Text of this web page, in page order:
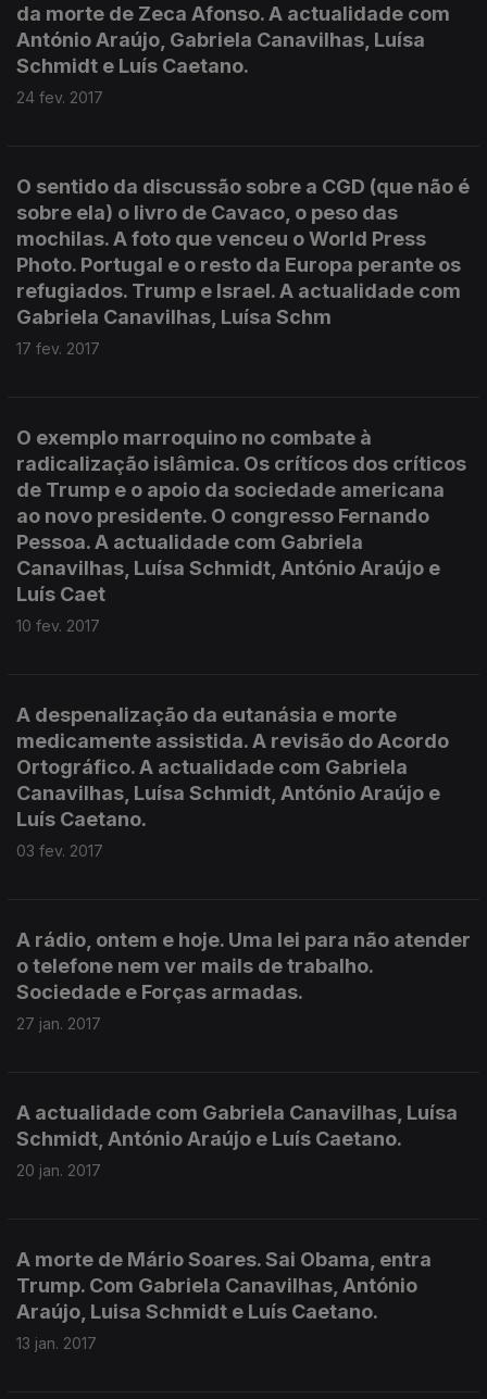
da morte de Zeca Afonso. A actualidade com
António Araújo, Gabriela Canavilhas, Luísa
Schmidt e Luís Caetano.
24 fev. 2017
O sentido da discussão sobre a CGD (que não é
sobre ela) o livro de Cavaco, o peso das
mochilas. A foto que venceu o World Press
Photo. Portugal e o resto da Europa perante os
refugiados. Trump e Israel. A actualidade com
Gabriela Canavilhas, Luísa Schm
17 fev. 2017
O exemplo marroquino no combate à
radicalização islâmica. Os crítícos dos críticos
de Trump e o apoio da sociedade americana
ao novo presidente. O congresso Fernando
Pessoa. A actualidade com Gabriela
Canavilhas, Luísa Schmidt, António Araújo e
Luís Caet
10 fev. 2017
A despenalização da eutanásia e morte
medicamente assistida. A revisão do Acordo
Ortográfico. A actualidade com Gabriela
Canavilhas, Luísa Schmidt, António Araújo e
Luís Caetano.
03 fev. 2017
A rádio, ontem e hoje. Uma lei para não atender
o telefone nem ver mails de trabalho.
Sociedade e Forças armadas.
27 jan. 2017
A actualidade com Gabriela Canavilhas, Luísa
Schmidt, António Araújo e Luís Caetano.
20 jan. 2017
A morte de Mário Soares. Sai Obama, entra
Trump. Com Gabriela Canavilhas, António
Araújo, Luisa Schmidt e Luís Caetano.
13 jan. 2017